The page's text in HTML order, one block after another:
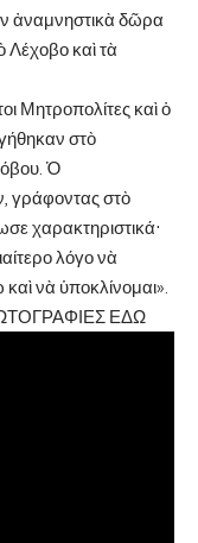
ἀναμνηστικὰ δῶρα
Λέχοβο καὶ τὰ
Μητροπολίτες καὶ ὁ
στὸ
Ὁ
γράφοντας στὸ
χαρακτηριστικά·
λόγο νὰ
νὰ ὑποκλίνομαι».
ΕΔΩ